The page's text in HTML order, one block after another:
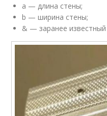
a — длина стены;
b — ширина стены;
& — заранее